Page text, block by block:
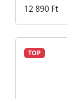
12 890 Ft
TOP